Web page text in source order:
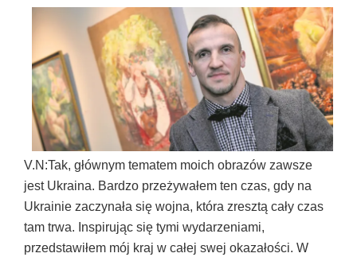
V.N:Tak, głównym tematem moich obrazów zawsze
jest Ukraina. Bardzo przeżywałem ten czas, gdy na
Ukrainie zaczynała się wojna, która zresztą cały czas
tam trwa. Inspirując się tymi wydarzeniami,
przedstawiłem mój kraj w całej swej okazałości. W